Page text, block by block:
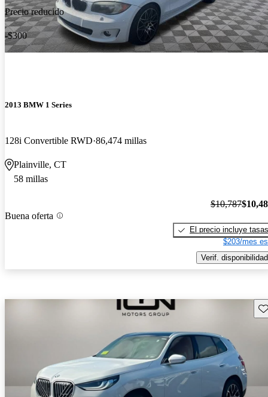
Precio reducido
-$300
2013 BMW 1 Series
128i Convertible RWD 86,474 millas
Plainville, CT
58 millas
Buena oferta
$10,787
El precio incluye tasas
$203/mes
Verif. disponibilidad